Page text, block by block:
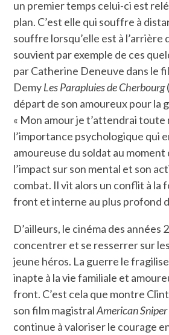
un premier temps celui-ci est
plan. C’est elle qui souffre à
souffre lorsqu’elle est à l’arrière
souvient par exemple de ces
par Catherine Deneuve dans le
DemyLes Parapluies de Cherbourg
départ de son amoureux pour la
« Mon amour je t’attendrai toute
l’importance psychologique qui
amoureuse du soldat au
l’impact sur son mental et son
combat. Il vit alors un conflit à la
front et interne au plus profond
D’ailleurs, le cinéma des années
concentrer et se resserrer sur
jeune héros. La guerre le
inapte à la vie familiale et
front. C’est cela que montre
son film magistralAmerican Sniper
continue à valoriser le courage